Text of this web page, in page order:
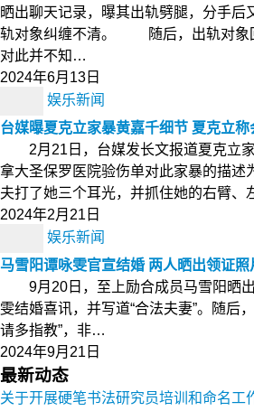
晒出聊天记录，曝其出轨劈腿，分手后
轨对象纠缠不清。 随后，出轨对象
对此并不知…
2024年6月13日
娱乐新闻
台媒曝夏克立家暴黄嘉千细节 夏克立
2月21日，台媒发长文报道夏克立家
拿大圣保罗医院验伤单对此家暴的描述
夫打了她三个耳光，并抓住她的右臂
2024年2月21日
娱乐新闻
马雪阳谭咏雯官宣结婚 两人晒出领证照
9月20日，至上励合成员马雪阳晒出
雯结婚喜讯，并写道“合法夫妻”。随后
请多指教”，非…
2024年9月21日
最新动态
关于开展硬笔书法研究员培训和命名工